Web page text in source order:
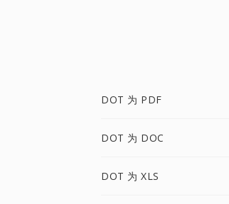
DOT 为 PDF
DOT 为 DOC
DOT 为 XLS